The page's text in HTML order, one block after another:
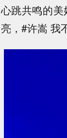
心跳共鸣的
亮，#许嵩 我